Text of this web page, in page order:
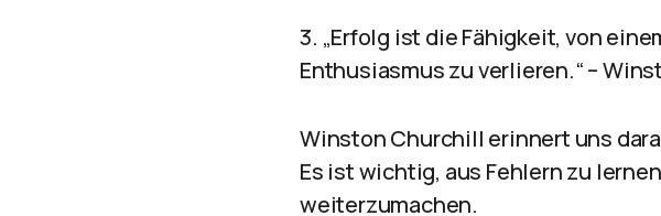
3. „Erfolg ist die Fähigkeit, von
Enthusiasmus zu verlieren.“ –
Winston Churchill erinnert uns
Es ist wichtig, aus Fehlern zu
weiterzumachen.